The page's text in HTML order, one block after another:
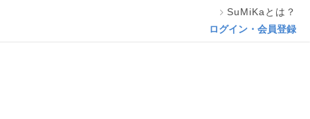
SuMiKaとは？
ログイン・会員登録